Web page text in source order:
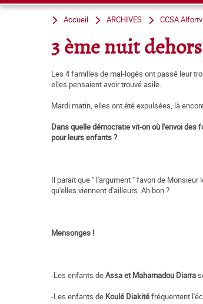
Accueil ARCHIVES CCSA
3 ème nuit
Les 4 familles de mal-logés ont passé leur
elles pensaient avoir trouvé asile.
Mardi matin, elles ont été expulsées, là
Dans quelle démocratie vit-on où l'envoi des
pour leurs enfants ?
Il parait que " l'argument " favori de
qu'elles viennent d'ailleurs. Ah bon ?
Mensonges !
-Les enfants deAssa et Mahamadou Diarra
-Les enfants de Koulé Diakitéfréquentent